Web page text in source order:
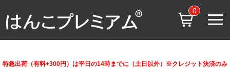
0
特急出荷（有料+300円）は平日の14時までに（土日以外）※クレジット決済のみ